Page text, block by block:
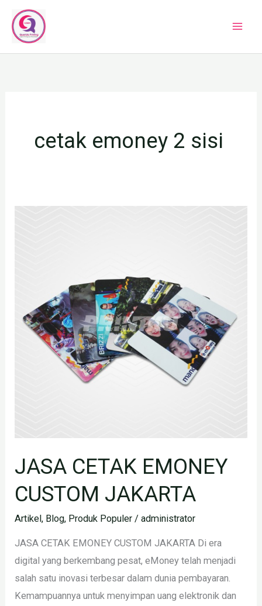
Lewati
konten
cetak emoney 2 sisi
JASA CETAK EMONEY
CUSTOM JAKARTA
Artikel, Blog, Produk Populer /administrator
JASA CETAK EMONEY CUSTOM JAKARTA Di era
digital yang berkembang pesat, eMoney telah menjadi
salah satu inovasi terbesar dalam dunia pembayaran.
Kemampuannya untuk menyimpan uang elektronik dan